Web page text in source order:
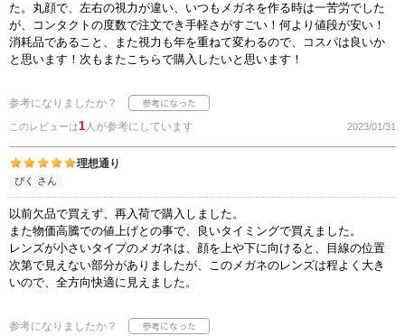
た。丸顔で、左右の視力が違い、いつもメガネを作る時は一苦労でした
が、コンタクトの度数で注文でき手軽さがすごい！何より値段が安い！
消耗品であること、また視力も年を重ねて変わるので、コスパは良いか
と思います！次もまたこちらで購入したいと思います！
参考になりましたか？
このレビューは1人が参考にしています 2023/01/31
理想通り
ぴく さん
以前欠品で買えず、再入荷で購入しました。
また物価高騰での値上げとの事で、良いタイミングで買えました。
レンズが小さいタイプのメガネは、顔を上や下に向けると、目線の位置
次第で見えない部分がありましたが、このメガネのレンズは程よく大き
いので、全方向快適に見えました。
参考になりましたか？